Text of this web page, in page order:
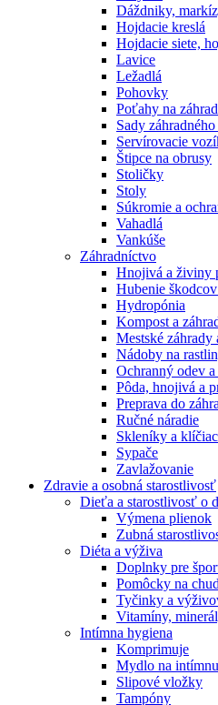
Dáždniky,
Hojdacie kreslá
Hojdacie siete,
Lavice
Ležadlá
Pohovky
Poťahy na
Sady
Servírovacie
Štipce na obrusy
Stoličky
Stoly
Súkromie a
Vahadlá
Vankúše
Záhradníctvo
Hnojivá a živiny
Hubenie
Hydropónia
Kompost a
Mestské záhrady
Nádoby na
Ochranný odev
Pôda, hnojivá a
Preprava do
Ručné náradie
Skleníky a
Sypače
Zavlažovanie
Zdravie a osobná starostlivosť
Dieťa a starostlivosť o
Výmena plienok
Zubná
Diéta a výživa
Doplnky pre
Pomôcky na
Tyčinky a
Vitamíny,
Intímna hygiena
Komprimuje
Mydlo na
Slipové vložky
Tampóny